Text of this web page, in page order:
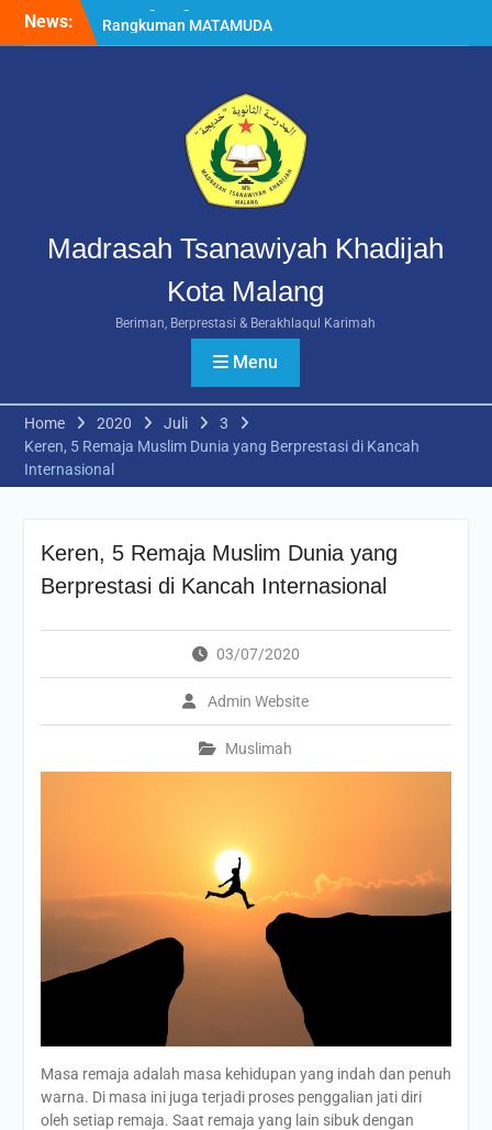
News:
Rangkuman MATAMUDA
2026: Enam Hari Penuh
Baru MTs Khadijah Malang
Daftar Ulang SPMB MTs
Khadijah Malang Tahun
Ajaran 2026/2027
Berlangsung Lancar
Madrasah Tsanawiyah Khadijah
Kota Malang
Beriman, Berprestasi & Berakhlaqul Karimah
Menu
Home 2020 Juli
3
Keren, 5 Remaja Muslim Dunia yang Berprestasi di Kancah
Internasional
Keren, 5 Remaja Muslim Dunia yang
Berprestasi di Kancah Internasional
03/07/2020
Admin Website
Muslimah
Masa remaja adalah masa kehidupan yang indah dan penuh
warna. Di masa ini juga terjadi proses penggalian jati diri
oleh setiap remaja. Saat remaja yang lain sibuk dengan